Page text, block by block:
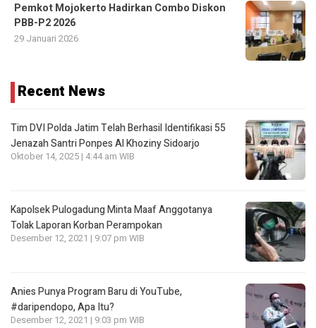
Pemkot Mojokerto Hadirkan Combo Diskon
PBB-P2 2026
29 Januari 2026
Recent News
Tim DVI Polda Jatim Telah Berhasil Identifikasi 55
Jenazah Santri Ponpes Al Khoziny Sidoarjo
Oktober 14, 2025 | 4:44 am WIB
Kapolsek Pulogadung Minta Maaf Anggotanya
Tolak Laporan Korban Perampokan
Desember 12, 2021 | 9:07 pm WIB
Anies Punya Program Baru di YouTube,
#daripendopo, Apa Itu?
Desember 12, 2021 | 9:03 pm WIB